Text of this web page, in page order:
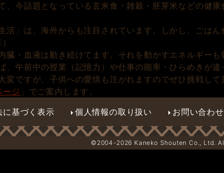
、今話題となっている玄米食・雑穀・胚芽米などの健
活」は、海外からも注目されています。しかし、ごは
臓・血液は動き続けてます。それを動かすエネルギー
午前中の授業（記憶力）や仕事の能率・ひらめきが違
ですが、子供への愛情も注がれますのでぜひ挑戦して
ージ 」でご案内します。
に基づく表示 個人情報の取り扱い お問い合わせ
©2004-2026 Kaneko Shouten Co., Ltd.